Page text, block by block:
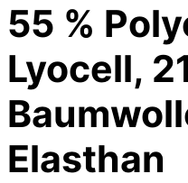
55 %
Lyocell,
Elasthan